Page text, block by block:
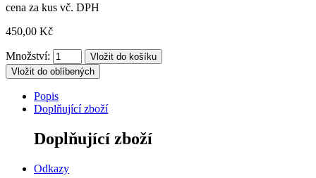
cena za kus vč. DPH
450,00 Kč
Množství:
Vložit do oblíbených
Popis
Doplňující zboží
Doplňující zboží
Odkazy